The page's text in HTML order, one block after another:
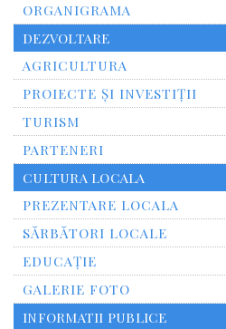
ORGANIGRAMA
DEZVOLTARE
AGRICULTURA
PROIECTE ȘI INVESTIȚII
TURISM
PARTENERI
CULTURA LOCALA
PREZENTARE LOCALA
SĂRBĂTORI LOCALE
EDUCAȚIE
GALERIE FOTO
INFORMATII PUBLICE